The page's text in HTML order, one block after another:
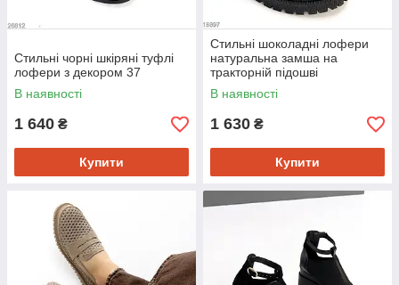
Стильні чорні шкіряні туфлі
лофери з декором 37
В наявності
1 640 ₴
Купити
Стильні шоколадні лофери
натуральна замша на
тракторній підошві
В наявності
1 630 ₴
Купити